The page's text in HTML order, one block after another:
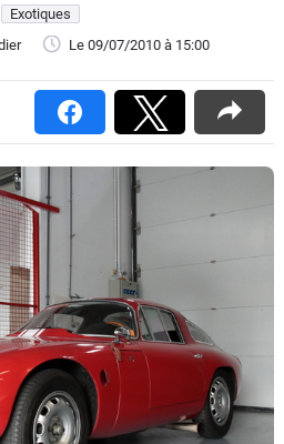
Exotiques
Le 09/07/2010 à 15:00